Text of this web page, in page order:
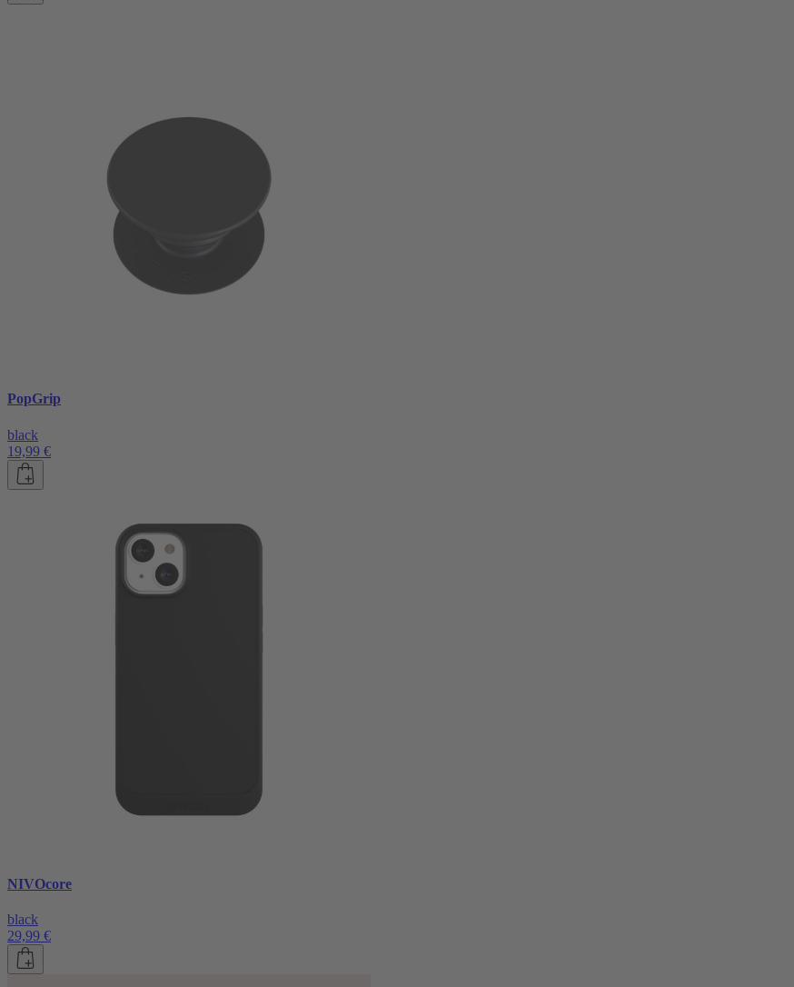
PopGrip
black
19,99 €
NIVOcore
black
29,99 €